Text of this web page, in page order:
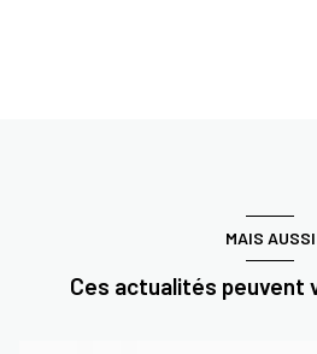
MAIS AUSSI
Ces actualités peuvent